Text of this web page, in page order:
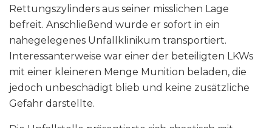
Rettungszylinders aus seiner misslichen Lage
befreit. Anschließend wurde er sofort in ein
nahegelegenes Unfallklinikum transportiert.
Interessanterweise war einer der beteiligten LKWs
mit einer kleineren Menge Munition beladen, die
jedoch unbeschädigt blieb und keine zusätzliche
Gefahr darstellte.